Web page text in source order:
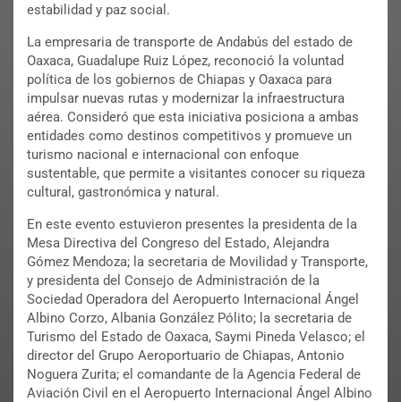
estabilidad y paz social.
La empresaria de transporte de Andabús del estado de
Oaxaca, Guadalupe Ruiz López, reconoció la voluntad
política de los gobiernos de Chiapas y Oaxaca para
impulsar nuevas rutas y modernizar la infraestructura
aérea. Consideró que esta iniciativa posiciona a ambas
entidades como destinos competitivos y promueve un
turismo nacional e internacional con enfoque
sustentable, que permite a visitantes conocer su riqueza
cultural, gastronómica y natural.
En este evento estuvieron presentes la presidenta de la
Mesa Directiva del Congreso del Estado, Alejandra
Gómez Mendoza; la secretaria de Movilidad y Transporte,
y presidenta del Consejo de Administración de la
Sociedad Operadora del Aeropuerto Internacional Ángel
Albino Corzo, Albania González Pólito; la secretaria de
Turismo del Estado de Oaxaca, Saymi Pineda Velasco; el
director del Grupo Aeroportuario de Chiapas, Antonio
Noguera Zurita; el comandante de la Agencia Federal de
Aviación Civil en el Aeropuerto Internacional Ángel Albino